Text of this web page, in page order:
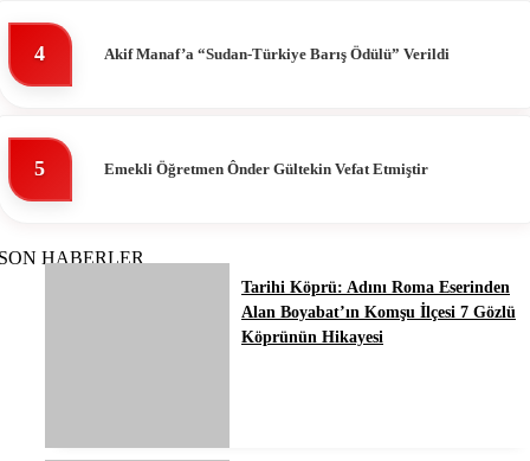
4 Akif Manaf’a “Sudan-Türkiye Barış Ödülü” Verildi
5 Emekli Öğretmen Ônder Gültekin Vefat Etmiştir
HABERLER
Tarihi Köprü: Adını Roma Eserinden
Alan Boyabat’ın Komşu İlçesi 7 Gözlü
Köprünün Hikayesi